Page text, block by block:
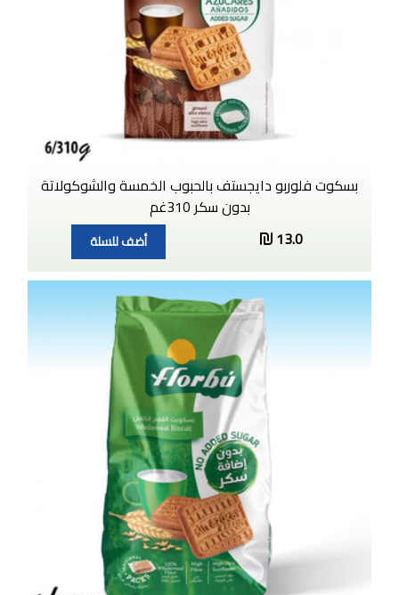
بسكوت فلوربو دايجستف بالحبوب الخمسة والشوكولاتة
بدون سكر 310غم
13.0
أضف للسلة